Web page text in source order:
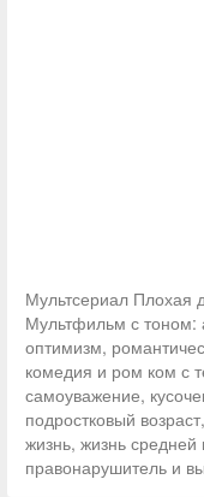
Мультсериал Плохая
Мультфильм с тоном:
оптимизм,
комедия и ром ком с
самоуважение,
подростковый
жизнь, жизнь
правонарушитель и